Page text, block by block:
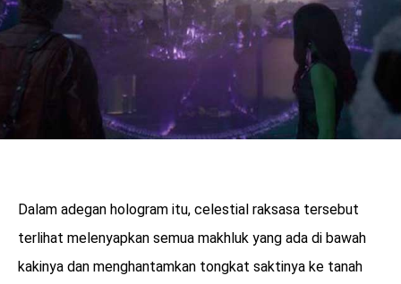
Dalam adegan hologram itu, celestial raksasa tersebut
terlihat melenyapkan semua makhluk yang ada di bawah
kakinya dan menghantamkan tongkat saktinya ke tanah